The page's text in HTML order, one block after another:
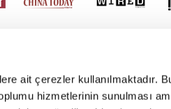
ait çerezler kullanılmaktadır.
hizmetlerinin sunulması